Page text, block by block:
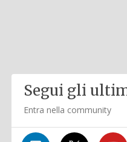
Segui gli
Entra nella community